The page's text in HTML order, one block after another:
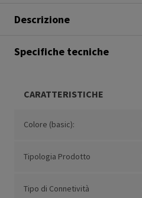
Descrizione
Specifiche tecniche
CARATTERISTICHE
Colore (basic):
Tipologia Prodotto
Tipo di Connetività